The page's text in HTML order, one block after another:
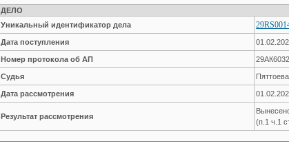
ДЕЛО
Уникальный идентификатор дела
Дата поступления
Номер протокола об АП
Судья
Дата рассмотрения
Результат рассмотрения
(п.1 ч.1